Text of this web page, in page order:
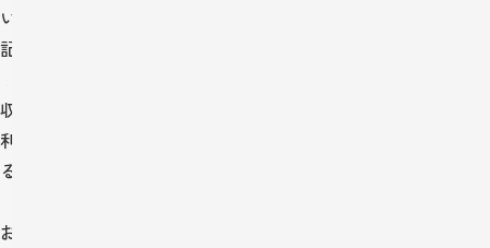
い)の特許権・著作権・商標権その他の知的財産権は、特段の
記載がない限り株式会社 ツリーズが所有しております｡
収載されているすべての情報は、WWW上で一般に公開され、
利用可能となった時点より 株式会社ツリーズが著作権を有す
るものとして保護されます。
お客様が当ウェブサイト上の掲載物を改変することや、営利の